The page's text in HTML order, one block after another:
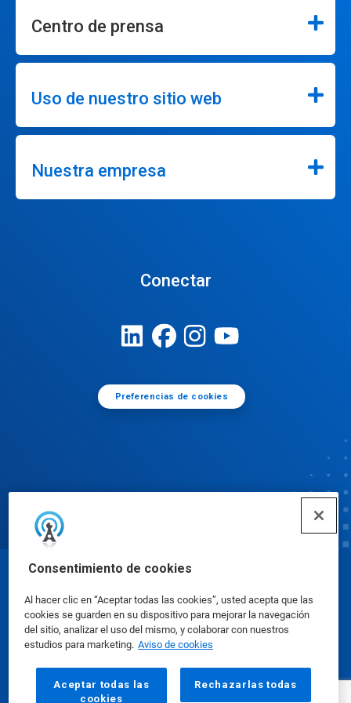
Consentimiento de cookies
Al hacer clic en “Aceptar todas las cookies”, usted acepta que las
cookies se guarden en su dispositivo para mejorar la navegación
del sitio, analizar el uso del mismo, y colaborar con nuestros
estudios para marketing. Aviso de cookies
Aceptar todas las
cookies
Rechazarlas todas
Centro de prensa
Uso de nuestro sitio web
Nuestra empresa
Conectar
Preferencias de cookies
Hojas de datos de seguridad|Política de privacidad
|condiciones de uso